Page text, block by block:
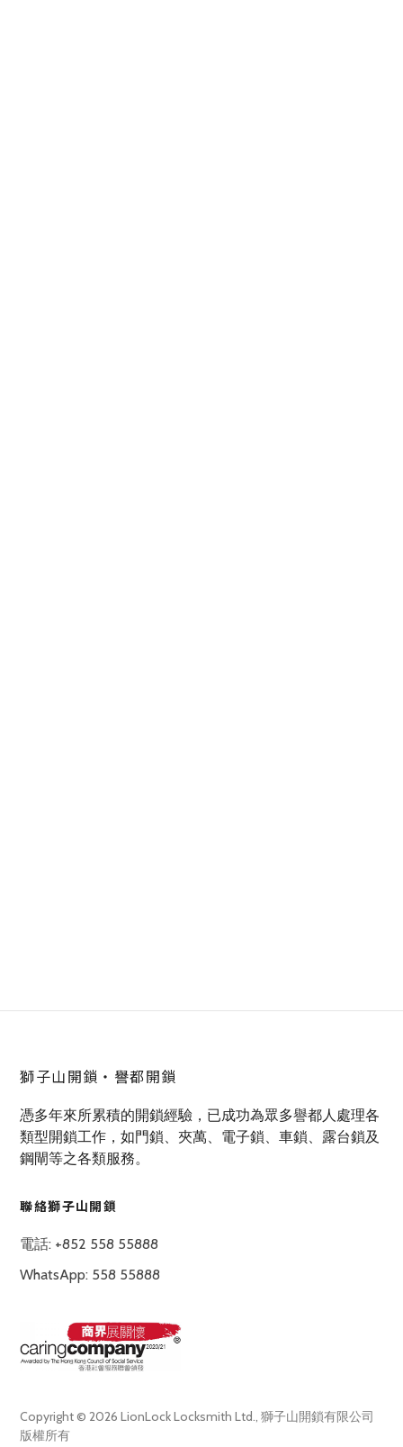
獅子山開鎖‧譽都開鎖
憑多年來所累積的開鎖經驗，已成功為眾多譽都人處理各
類型開鎖工作，如門鎖、夾萬、電子鎖、車鎖、露台鎖及
鋼閘等之各類服務。
聯絡獅子山開鎖
電話: +852 558 55888
WhatsApp: 558 55888
Copyright © 2026 LionLock Locksmith Ltd., 獅子山開鎖有限公司
版權所有